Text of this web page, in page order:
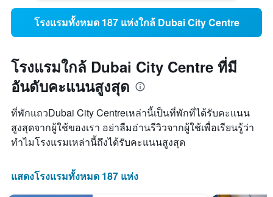
โรงแรมทั้งหมด 187 แห่งใกล้ Dubai City Centre
โรงแรมใกล้ Dubai City Centre ที่มี
อันดับคะแนนสูงสุด
ที่พักแถวDubai City Centreเหล่านี้เป็นที่พักที่ได้รับคะแนน
สูงสุดจากผู้ใช้ของเรา อย่าลืมอ่านรีวิวจากผู้ใช้เพื่อเรียนรู้ว่า
ทำไมโรงแรมเหล่านี้ถึงได้รับคะแนนสูงสุด
แสดงโรงแรมทั้งหมด 187 แห่ง